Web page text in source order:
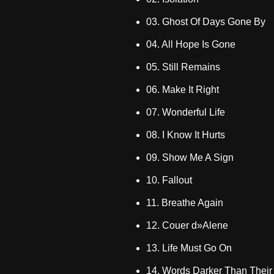
03. Ghost Of Days Gone By
04. All Hope Is Gone
05. Still Remains
06. Make It Right
07. Wonderful Life
08. I Know It Hurts
09. Show Me A Sign
10. Fallout
11. Breathe Again
12. Couer d»Alene
13. Life Must Go On
14. Words Darker Than